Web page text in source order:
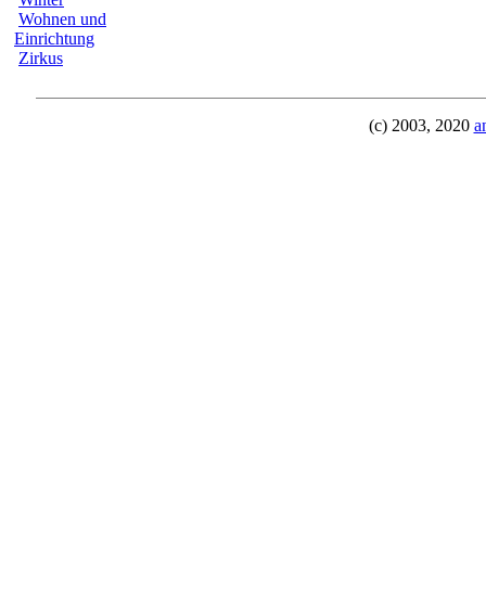
Wohnen und
Einrichtung
Zirkus
(c) 2003, 2020